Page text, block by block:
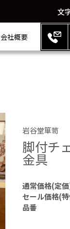
文
会社概要
岩谷堂箪笥
脚付
金具
通常価格(定
セール価格(
品番